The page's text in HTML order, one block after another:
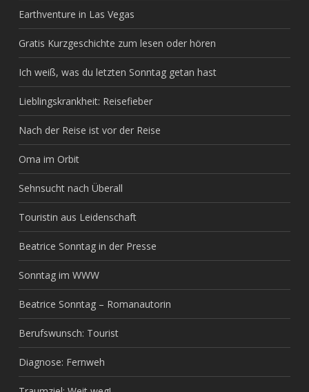
Earthventure in Las Vegas
Gratis Kurzgeschichte zum lesen oder hören
Ich weiß, was du letzten Sonntag getan hast
Lieblingskrankheit: Reisefieber
Nach der Reise ist vor der Reise
Oma im Orbit
Sehnsucht nach Überall
Touristin aus Leidenschaft
Beatrice Sonntag in der Presse
Sonntag im WWW
Beatrice Sonntag – Romanautorin
Berufswunsch: Tourist
Diagnose: Fernweh